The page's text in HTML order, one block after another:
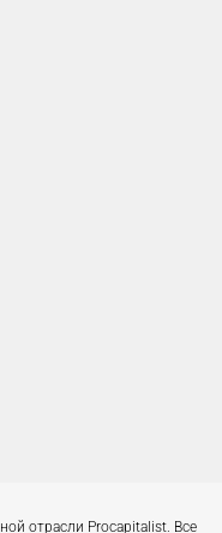
отрасли Procapitalist. Все